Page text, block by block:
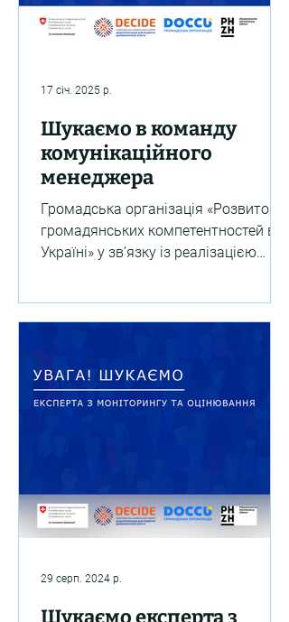
Шукаємо в команду
комунікаційного
менеджера
Громадська організація «Розвиток
громадянських компетентностей в
Україні» у зв’язку із реалізацією
17 січ. 2025 р.
Шукаємо експерта з
29 серп. 2024 р.